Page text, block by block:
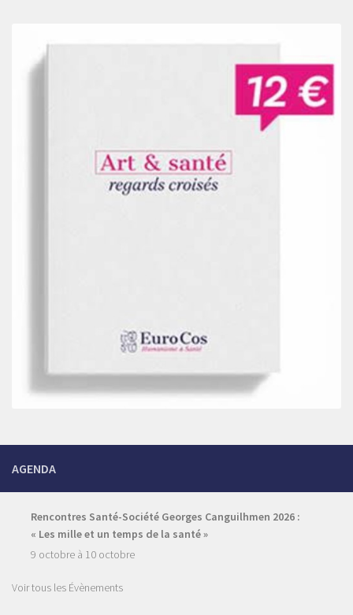
AGENDA
Rencontres Santé-Société Georges Canguilhmen 2026 :
« Les mille et un temps de la santé »
9 octobre à 10 octobre
Voir tous les Évènements